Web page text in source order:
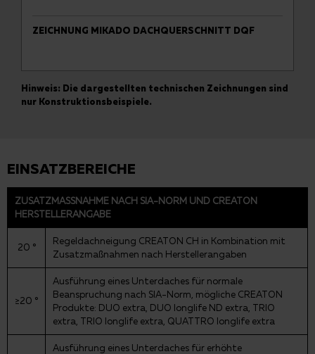
ZEICHNUNG MIKADO DACHQUERSCHNITT DQF
Hinweis: Die dargestellten technischen Zeichnungen sind
nur Konstruktionsbeispiele.
EINSATZBEREICHE
ZUSATZMASSNAHME NACH SIA-NORM UND CREATON H
ERSTELLERANGABE
20 °
Regeldachneigung CREATON CH in Kombination mit
Zusatzmaßnahmen nach Herstellerangaben
≥20 °
Ausführung eines Unterdaches für normale
Beanspruchung nach SIA-Norm, mögliche CREATON
Produkte: DUO extra, DUO longlife ND extra, TRIO
extra, TRIO longlife extra, QUATTRO longlife extra
Ausführung eines Unterdaches für erhöhte